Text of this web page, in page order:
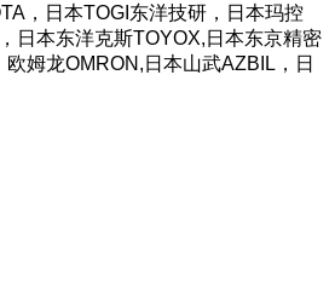
，日本TOGI东洋技研，日本玛控
日本东洋克斯TOYOX,日本东京精密
姆龙OMRON,日本山武AZBIL，日